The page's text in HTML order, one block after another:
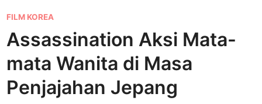
P
o
s
e
d
FILM KOREA
Assassination Aksi Mata-
mata Wanita di Masa
Penjajahan Jepang